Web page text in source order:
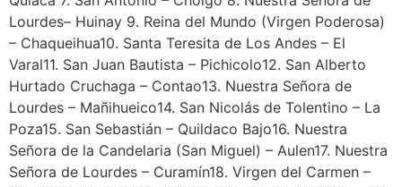
Lourdes– Huinay 9. Reina del Mundo (Virgen Poderosa)
– Chaqueihua10. Santa Teresita de Los Andes – El
Varal11. San Juan Bautista – Pichicolo12. San Alberto
Hurtado Cruchaga – Contao13. Nuestra Señora de
Lourdes – Mañihueico14. San Nicolás de Tolentino – La
Poza15. San Sebastián – Quildaco Bajo16. Nuestra
Señora de la Candelaria (San Miguel) – Aulen17. Nuestra
Señora de Lourdes – Curamín18. Virgen del Carmen –